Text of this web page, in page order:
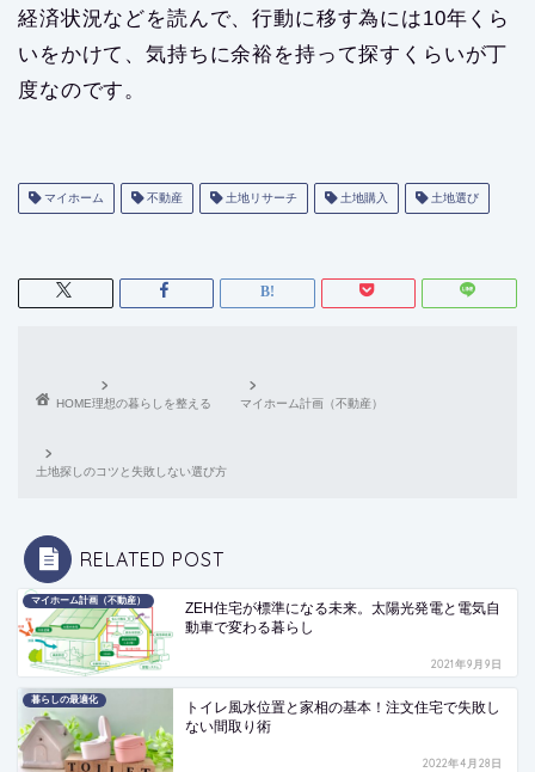
経済状況などを読んで、行動に移す為には10年くら
いをかけて、気持ちに余裕を持って探すくらいが丁
度なのです。
マイホーム 不動産 土地リサーチ 土地購入 土地選び
HOME理想の暮らしを整える マイホーム計画（不動産）
土地探しのコツと失敗しない選び方
RELATED POST
マイホーム計画（不動産）
ZEH住宅が標準になる未来。太陽光発電と電気自
動車で変わる暮らし
2021年9月9日
暮らしの最適化
トイレ風水位置と家相の基本！注文住宅で失敗し
ない間取り術
2022年4月28日